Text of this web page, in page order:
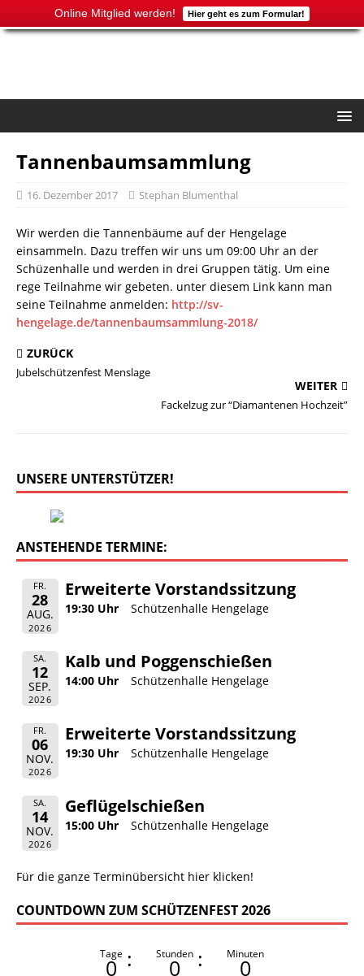
Online Mitglied werden! Hier geht es zum Formular!
Tannenbaumsammlung
16. Dezember 2017 Stephan Blumenthal
Wir werden die Tannenbäume auf der Hengelage
einsammeln. Dazu treffen wir uns um 09:00 Uhr an der
Schüzenhalle und werden in drei Gruppen tätig. Um eine
rege Teilnahme wir gebeten. unter diesem Link kann man
seine Teilnahme anmelden: http://sv-
hengelage.de/tannenbaumsammlung-2018/
ZURÜCK
Jubelschützenfest Menslage
WEITER
Fackelzug zur “Diamantenen Hochzeit”
UNSERE UNTERSTÜTZER!
ANSTEHENDE TERMINE:
FR.
28
AUG.
2026
Erweiterte Vorstandssitzung
19:30 Uhr Schützenhalle Hengelage
SA.
12
SEP.
2026
Kalb und Poggenschießen
14:00 Uhr Schützenhalle Hengelage
FR.
06
NOV.
2026
Erweiterte Vorstandssitzung
19:30 Uhr Schützenhalle Hengelage
SA.
14
NOV.
2026
Geflügelschießen
15:00 Uhr Schützenhalle Hengelage
Für die ganze Terminübersicht hier klicken!
COUNTDOWN ZUM SCHÜTZENFEST 2026
Tage
0 : Stunden
0 : Minuten
0